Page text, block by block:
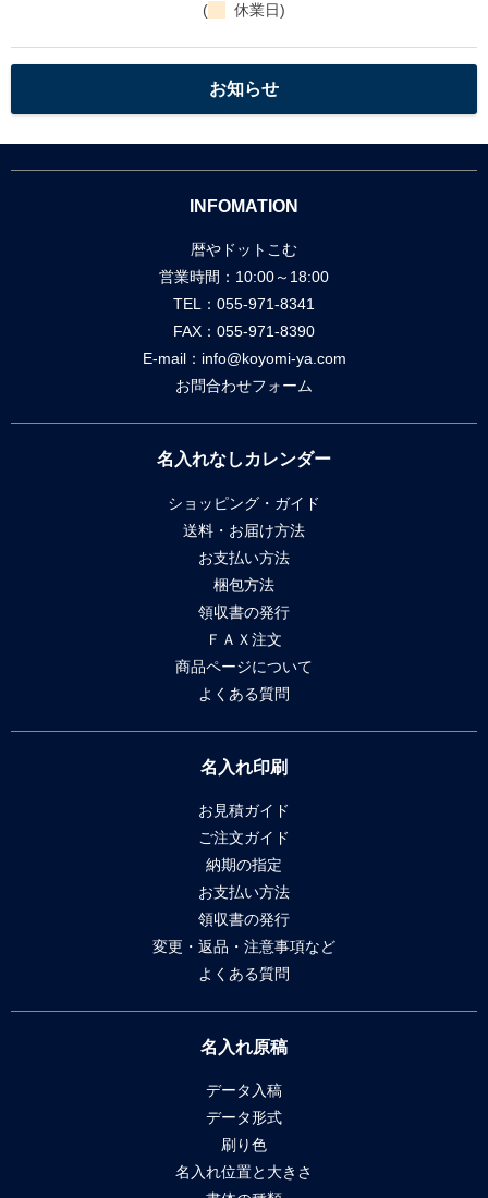
( 休業日)
お知らせ
INFOMATION
暦やドットこむ
営業時間：10:00～18:00
TEL：055-971-8341
FAX：055-971-8390
E-mail： info@koyomi-ya.com
お問合わせフォーム
名入れなしカレンダー
ショッピング・ガイド
送料・お届け方法
お支払い方法
梱包方法
領収書の発行
ＦＡＸ注文
商品ページについて
よくある質問
名入れ印刷
お見積ガイド
ご注文ガイド
納期の指定
お支払い方法
領収書の発行
変更・返品・注意事項など
よくある質問
名入れ原稿
データ入稿
データ形式
刷り色
名入れ位置と大きさ